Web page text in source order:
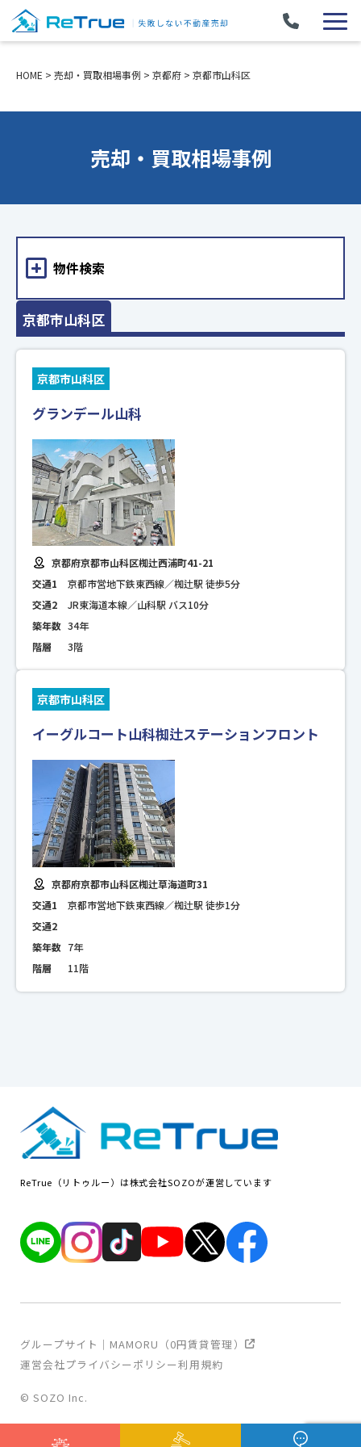
HOME > 売却・買取相場事例 > 京都府 > 京都市山科区
売却・買取相場事例
京都市山科区
京都市山科区
グランデール山科
京都府京都市山科区椥辻西浦町41-21
交通1
京都市営地下鉄東西線／椥辻駅 徒歩5分
交通2
JR東海道本線／山科駅 バス10分
築年数 34年
階層
3階
京都市山科区
イーグルコート山科椥辻ステーションフロント
京都府京都市山科区椥辻草海道町31
交通1
京都市営地下鉄東西線／椥辻駅 徒歩1分
交通2
築年数 7年
階層
11階
物件検索
ReTrue（リトゥルー）は株式会社SOZOが運営しています
運営会社プライバシーポリシー利用規約
グループサイト｜MAMORU（0円賃貸管理）
© SOZO Inc.